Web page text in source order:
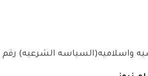
الشرعيه) رقم (١٤) بقلم دكتور